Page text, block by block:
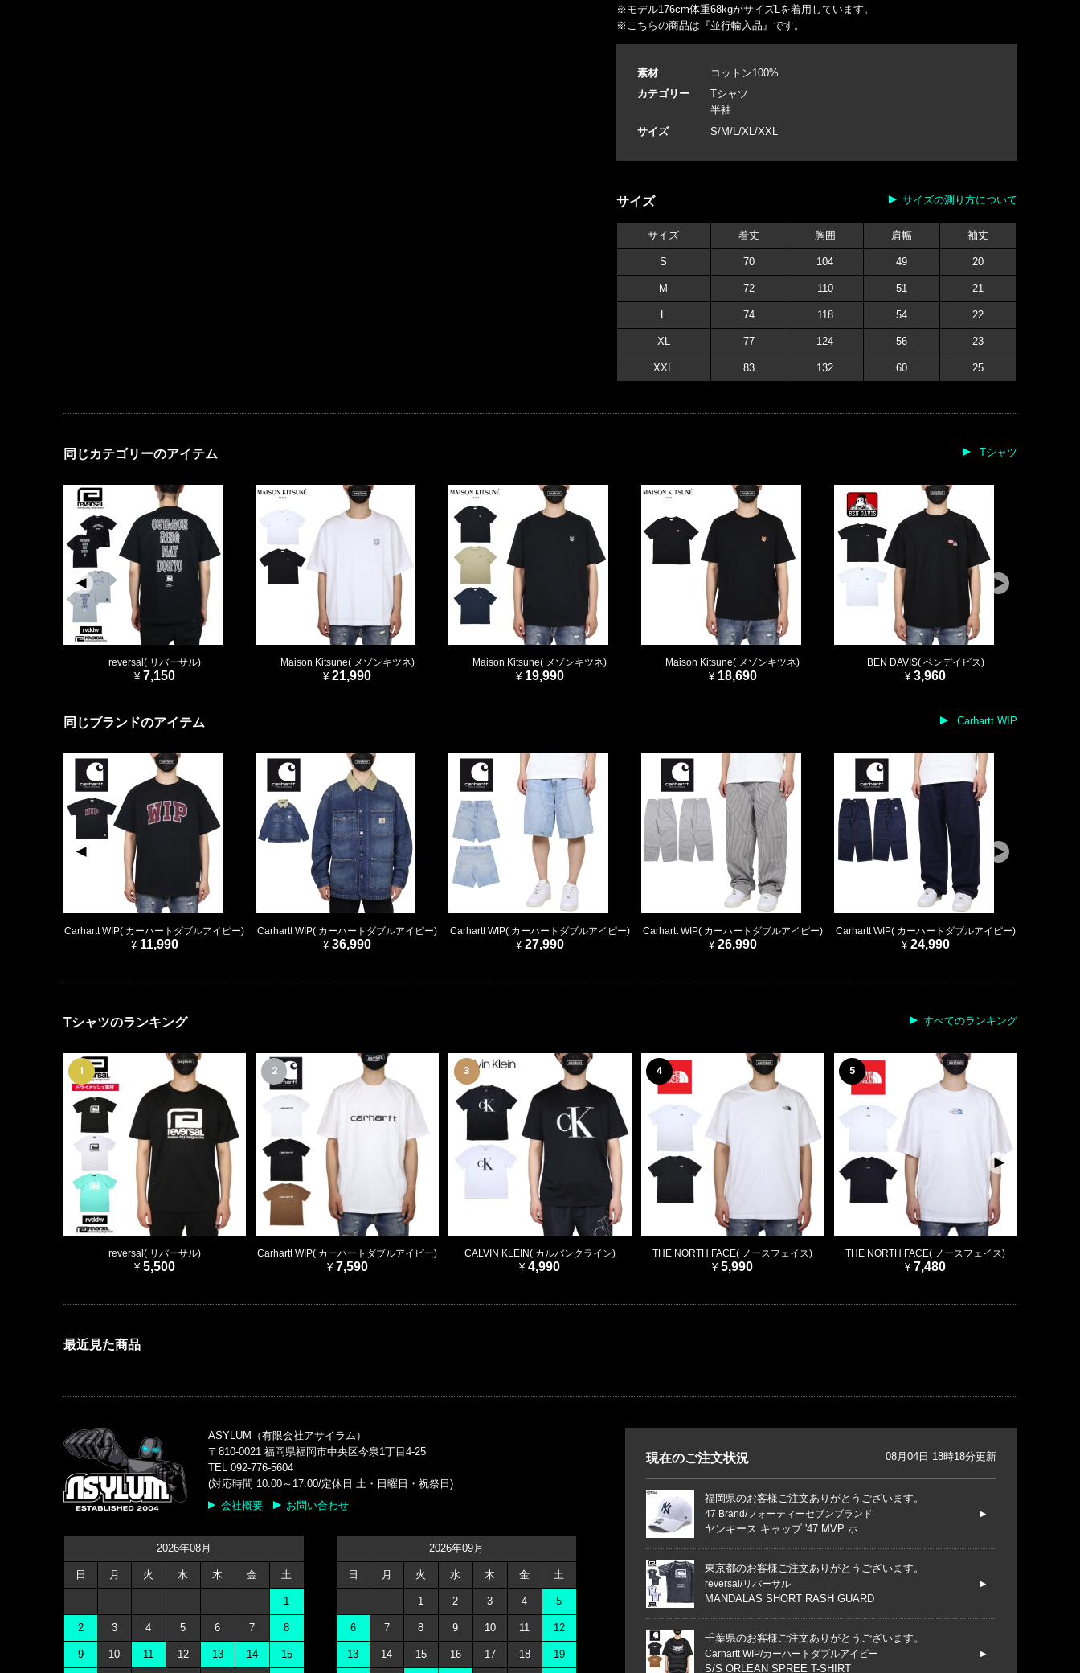
※モデル176cm体重68kgがサイズLを着用しています。
※こちらの商品は『並行輸入品』です。
素材
コットン100%
カテゴリー
Tシャツ
半袖
サイズ
S/M/L/XL/XXL
サイズ サイズの測り方について
サイズ 着丈 胸囲 肩幅 袖丈
S 70 104 49 20
M 72 110 51 21
L 74 118 54 22
XL 77 124 56 23
XXL 83 132 60 25
同じカテゴリーのアイテム Tシャツ
reversal( リバーサル)
7,150
Maison Kitsune( メゾンキツネ)
21,990
Maison Kitsune( メゾンキツネ)
19,990
Maison Kitsune( メゾンキツネ)
18,690
BEN DAVIS( ベンデイビス)
3,960
同じブランドのアイテム Carhartt WIP
Carhartt WIP( カーハートダブルアイピー)
11,990
Carhartt WIP( カーハートダブルアイピー)
36,990
Carhartt WIP( カーハートダブルアイピー)
27,990
Carhartt WIP( カーハートダブルアイピー)
26,990
Carhartt WIP( カーハートダブルアイピー)
24,990
Tシャツのランキング すべてのランキング
1
reversal( リバーサル)
5,500
2
Carhartt WIP( カーハートダブルアイピー)
7,590
3
CALVIN KLEIN( カルバンクライン)
4,990
4
THE NORTH FACE( ノースフェイス)
5,990
5
THE NORTH FACE( ノースフェイス)
7,480
最近見た商品
ASYLUM（有限会社アサイラム）
〒810-0021 福岡県福岡市中央区今泉1丁目4-25
TEL 092-776-5604
(対応時間 10:00～17:00/定休日 土・日曜日・祝祭日)
会社概要
お問い合わせ
2026年08月
日 月 火 水 木 金 土
1
2 3 4 5 6 7 8
9 10 11 12 13 14 15
2026年09月
日 月 火 水 木 金 土
1 2 3 4 5
6 7 8 9 10 11 12
13 14 15 16 17 18 19
現在のご注文状況 08月04日 18時18分更新
福岡県のお客様ご注文ありがとうございます。
47 Brand/フォーティーセブンブランド
ヤンキース キャップ '47 MVP ホ
東京都のお客様ご注文ありがとうございます。
reversal/リバーサル
MANDALAS SHORT RASH GUARD
千葉県のお客様ご注文ありがとうございます。
Carhartt WIP/カーハートダブルアイピー
S/S ORLEAN SPREE T-SHIRT